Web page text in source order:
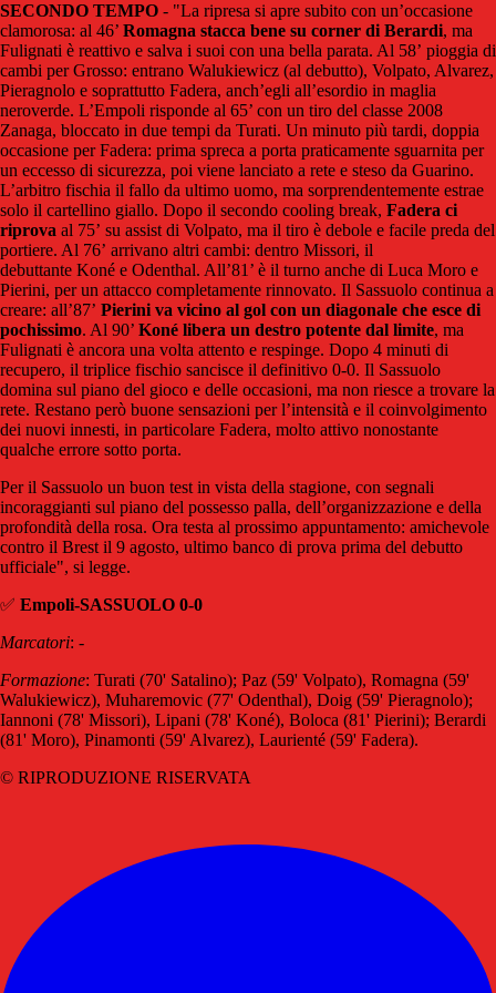
SECONDO TEMPO - "La ripresa si apre subito con un’occasione
clamorosa: al 46’ Romagna stacca bene su corner di Berardi, ma
Fulignati è reattivo e salva i suoi con una bella parata. Al 58’ pioggia di
cambi per Grosso: entrano Walukiewicz (al debutto), Volpato, Alvarez,
Pieragnolo e soprattutto Fadera, anch’egli all’esordio in maglia
neroverde. L’Empoli risponde al 65’ con un tiro del classe 2008
Zanaga, bloccato in due tempi da Turati. Un minuto più tardi, doppia
occasione per Fadera: prima spreca a porta praticamente sguarnita per
un eccesso di sicurezza, poi viene lanciato a rete e steso da Guarino.
L’arbitro fischia il fallo da ultimo uomo, ma sorprendentemente estrae
solo il cartellino giallo. Dopo il secondo cooling break, Fadera ci
riprova al 75’ su assist di Volpato, ma il tiro è debole e facile preda del
portiere. Al 76’ arrivano altri cambi: dentro Missori, il
debuttante Koné e Odenthal. All’81’ è il turno anche di Luca Moro e
Pierini, per un attacco completamente rinnovato. Il Sassuolo continua a
creare: all’87’ Pierini va vicino al gol con un diagonale che esce di
pochissimo. Al 90’ Koné libera un destro potente dal limite, ma
Fulignati è ancora una volta attento e respinge. Dopo 4 minuti di
recupero, il triplice fischio sancisce il definitivo 0-0. Il Sassuolo
domina sul piano del gioco e delle occasioni, ma non riesce a trovare la
rete. Restano però buone sensazioni per l’intensità e il coinvolgimento
dei nuovi innesti, in particolare Fadera, molto attivo nonostante
qualche errore sotto porta.
Per il Sassuolo un buon test in vista della stagione, con segnali
incoraggianti sul piano del possesso palla, dell’organizzazione e della
profondità della rosa. Ora testa al prossimo appuntamento: amichevole
contro il Brest il 9 agosto, ultimo banco di prova prima del debutto
ufficiale", si legge.
✅ Empoli-SASSUOLO 0-0
Marcatori: -
Formazione: Turati (70' Satalino); Paz (59' Volpato), Romagna (59'
Walukiewicz), Muharemovic (77' Odenthal), Doig (59' Pieragnolo);
Iannoni (78' Missori), Lipani (78' Koné), Boloca (81' Pierini); Berardi
(81' Moro), Pinamonti (59' Alvarez), Laurienté (59' Fadera).
© RIPRODUZIONE RISERVATA